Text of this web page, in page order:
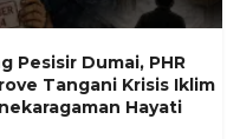
Pesisir Dumai, PHR
Tangani Krisis Iklim
Hayati